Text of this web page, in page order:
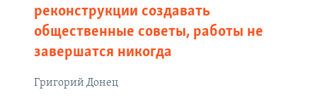
реконструкции создавать
общественные советы, работы не
завершатся никогда
Григорий Донец